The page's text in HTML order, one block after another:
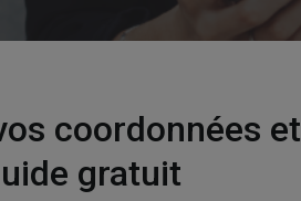
coordonnées et
gratuit